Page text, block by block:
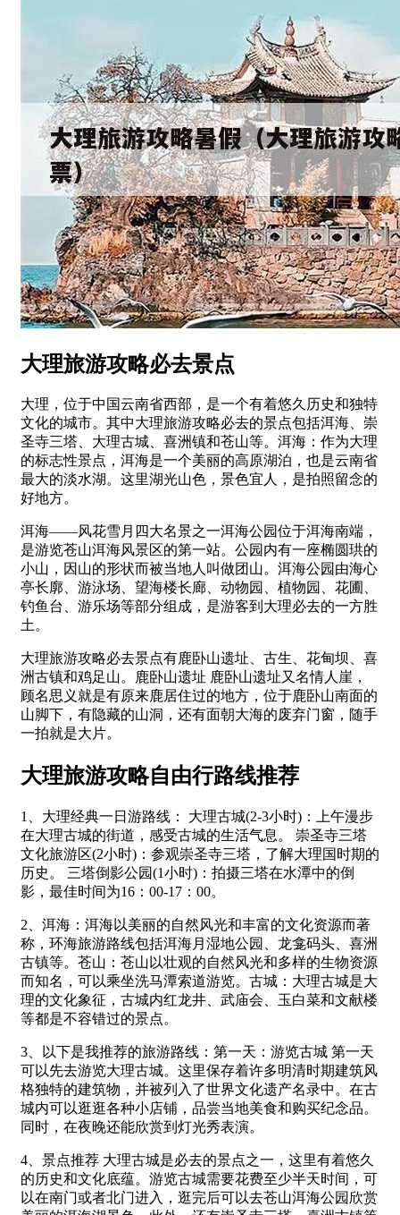
大理旅游攻略必去景点
大理，位于中国云南省西部，是一个有着悠久历史和独特
文化的城市。其中大理旅游攻略必去的景点包括洱海、崇
圣寺三塔、大理古城、喜洲镇和苍山等。洱海：作为大理
的标志性景点，洱海是一个美丽的高原湖泊，也是云南省
最大的淡水湖。这里湖光山色，景色宜人，是拍照留念的
好地方。
洱海——风花雪月四大名景之一洱海公园位于洱海南端，
是游览苍山洱海风景区的第一站。公园内有一座椭圆珙的
小山，因山的形状而被当地人叫做团山。洱海公园由海心
亭长廓、游泳场、望海楼长廊、动物园、植物园、花圃、
钓鱼台、游乐场等部分组成，是游客到大理必去的一方胜
土。
大理旅游攻略必去景点有鹿卧山遗址、古生、花甸坝、喜
洲古镇和鸡足山。鹿卧山遗址 鹿卧山遗址又名情人崖，
顾名思义就是有原来鹿居住过的地方，位于鹿卧山南面的
山脚下，有隐藏的山洞，还有面朝大海的废弃门窗，随手
一拍就是大片。
大理旅游攻略自由行路线推荐
1、大理经典一日游路线： 大理古城(2-3小时)：上午漫步
在大理古城的街道，感受古城的生活气息。 崇圣寺三塔
文化旅游区(2小时)：参观崇圣寺三塔，了解大理国时期的
历史。 三塔倒影公园(1小时)：拍摄三塔在水潭中的倒
影，最佳时间为16：00-17：00。
2、洱海：洱海以美丽的自然风光和丰富的文化资源而著
称，环海旅游路线包括洱海月湿地公园、龙龛码头、喜洲
古镇等。苍山：苍山以壮观的自然风光和多样的生物资源
而知名，可以乘坐洗马潭索道游览。古城：大理古城是大
理的文化象征，古城内红龙井、武庙会、玉白菜和文献楼
等都是不容错过的景点。
3、以下是我推荐的旅游路线：第一天：游览古城 第一天
可以先去游览大理古城。这里保存着许多明清时期建筑风
格独特的建筑物，并被列入了世界文化遗产名录中。在古
城内可以逛逛各种小店铺，品尝当地美食和购买纪念品。
同时，在夜晚还能欣赏到灯光秀表演。
4、景点推荐 大理古城是必去的景点之一，这里有着悠久
的历史和文化底蕴。游览古城需要花费至少半天时间，可
以在南门或者北门进入，逛完后可以去苍山洱海公园欣赏